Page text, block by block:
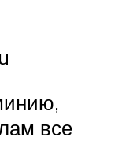
все